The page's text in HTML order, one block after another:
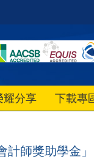
耀分享 下載專
師獎助學金